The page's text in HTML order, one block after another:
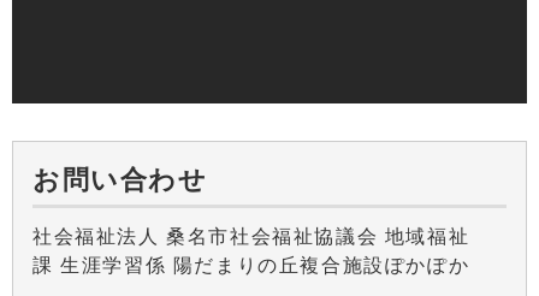
お問い合わせ
社会福祉法人 桑名市社会福祉協議会 地域福祉
課 生涯学習係 陽だまりの丘複合施設ぽかぽか